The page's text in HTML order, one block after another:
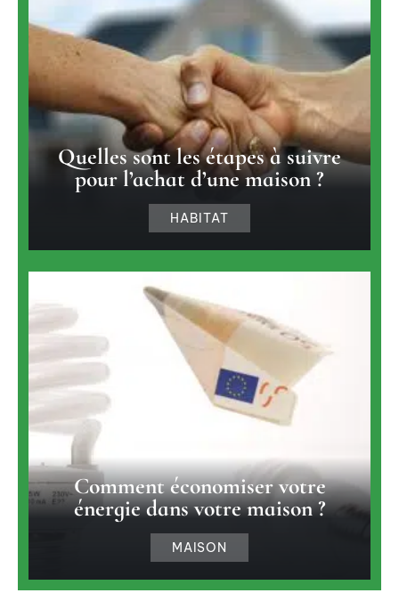
Quelles sont les étapes à suivre
pour l’achat d’une maison ?
HABITAT
Comment économiser votre
énergie dans votre maison ?
MAISON